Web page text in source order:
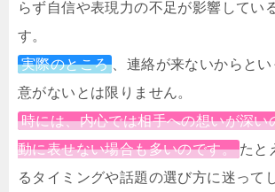
らず自信や表現力の不足が影響してい
す。
実際のところ
、連絡が来ないからと
意がないとは限りません。
時には、内心では相手への想いが深い
動に表せない場合も多いのです。 たと
るタイミングや話題の選び方に迷って